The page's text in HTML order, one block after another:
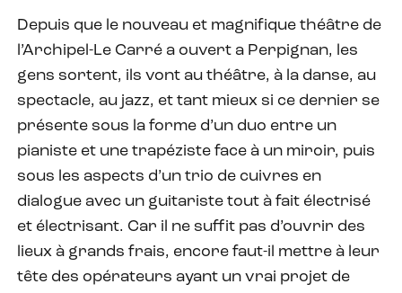
Depuis que le nouveau et magnifique théâtre de
l’Archipel-Le Carré a ouvert a Perpignan, les
gens sortent, ils vont au théâtre, à la danse, au
spectacle, au jazz, et tant mieux si ce dernier se
présente sous la forme d’un duo entre un
pianiste et une trapéziste face à un miroir, puis
sous les aspects d’un trio de cuivres en
dialogue avec un guitariste tout à fait électrisé
et électrisant. Car il ne suffit pas d’ouvrir des
lieux à grands frais, encore faut-il mettre à leur
tête des opérateurs ayant un vrai projet de